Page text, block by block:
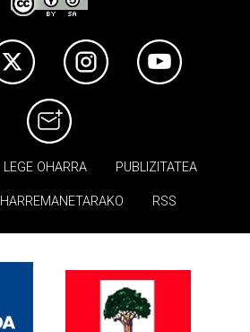
LEGE OHARRA PUBLIZITATEA
HARREMANETARAKO RSS